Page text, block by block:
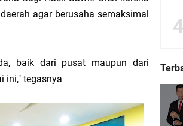
Tahniah Hari Jadi ke-14 Kecamatan Tasik
PKB Kepulauan Meranti Periode 2026–2031
Viva Yoga: Kampus Berkontribusi Memajukan
agar berusaha semaksimal
baik dari pusat maupun dari
ini," tegasnya